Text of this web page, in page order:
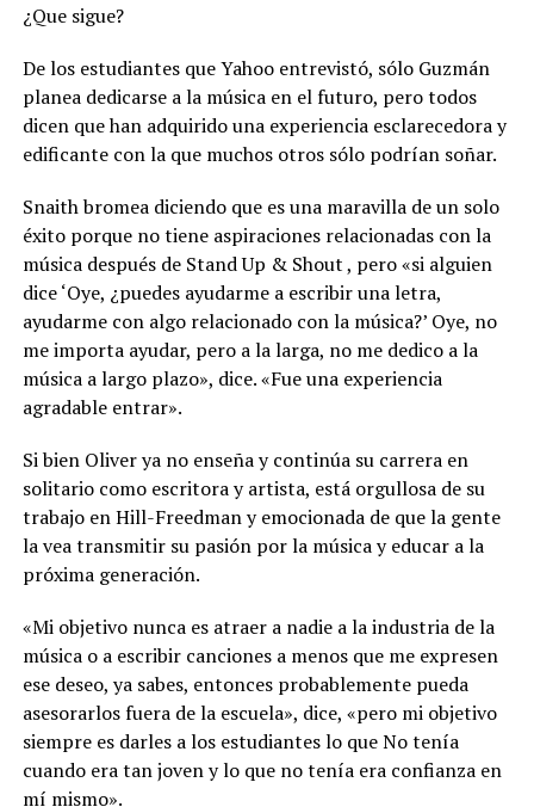
¿Que sigue?
De los estudiantes que Yahoo entrevistó, sólo Guzmán
planea dedicarse a la música en el futuro, pero todos
dicen que han adquirido una experiencia esclarecedora y
edificante con la que muchos otros sólo podrían soñar.
Snaith bromea diciendo que es una maravilla de un solo
éxito porque no tiene aspiraciones relacionadas con la
música después de Stand Up & Shout , pero «si alguien
dice ‘Oye, ¿puedes ayudarme a escribir una letra,
ayudarme con algo relacionado con la música?’ Oye, no
me importa ayudar, pero a la larga, no me dedico a la
música a largo plazo», dice. «Fue una experiencia
agradable entrar».
Si bien Oliver ya no enseña y continúa su carrera en
solitario como escritora y artista, está orgullosa de su
trabajo en Hill-Freedman y emocionada de que la gente
la vea transmitir su pasión por la música y educar a la
próxima generación.
«Mi objetivo nunca es atraer a nadie a la industria de la
música o a escribir canciones a menos que me expresen
ese deseo, ya sabes, entonces probablemente pueda
asesorarlos fuera de la escuela», dice, «pero mi objetivo
siempre es darles a los estudiantes lo que No tenía
cuando era tan joven y lo que no tenía era confianza en
mí mismo».